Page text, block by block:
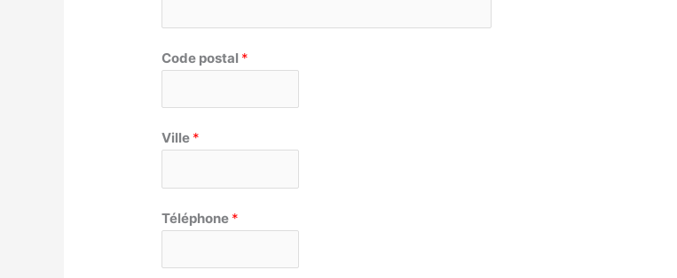
Code postal *
Ville *
Téléphone *